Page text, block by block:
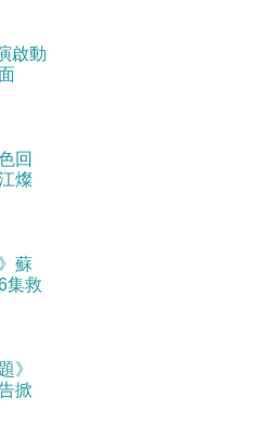
啟動
回
燦
蘇
集救
》
掀